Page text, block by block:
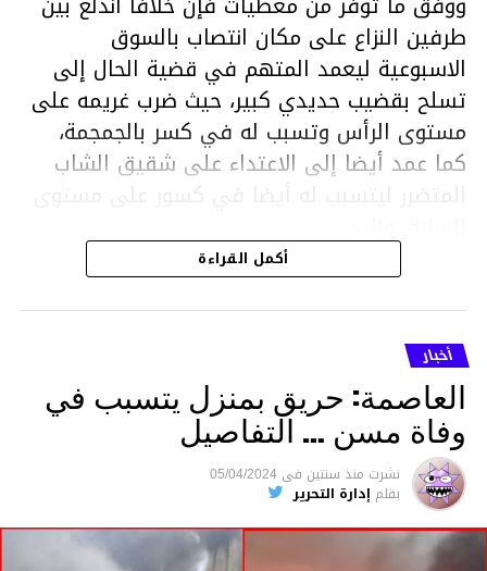
طرفين النزاع على مكان انتصاب بالسوق
الاسبوعية ليعمد المتهم في قضية الحال إلى
تسلح بقضيب حديدي كبير، حيث ضرب غريمه على
مستوى الرأس وتسبب له في كسر بالجمجمة،
كما عمد أيضا إلى الاعتداء على شقيق الشاب
المتضرر ليتسبب له أيضا في كسور على مستوى
هذا وقد تمكن أعوان مركز الأمن الوطني بحي
هلال في توقيت قياسي من محاصرة المشتبه به
والقبض عليه وإحالته على التحقيق في خصوص
ما نُسبه إليه.
متابعة
قسم الاخبار
أكمل القراءة
أخبار
العاصمة: حريق بمنزل يتسبب في
وفاة مسن … التفاصيل
نشرت منذ سنتين فى 05/04/2024
بقلم إدارة التحرير